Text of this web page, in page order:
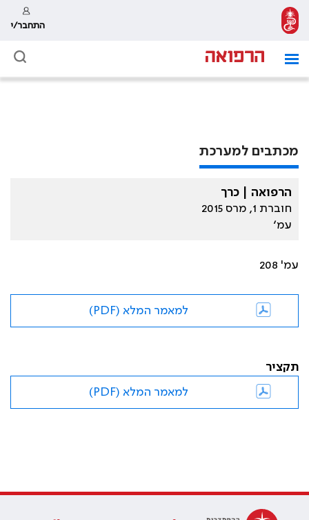
התחבר/י
מכתבים למערכת
הרפואה | כרך
חוברת 1, מרס 2015
עמ׳
עמ' 208
למאמר המלא (PDF)
תקציר
למאמר המלא (PDF)